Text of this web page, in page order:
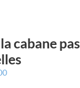
cabane